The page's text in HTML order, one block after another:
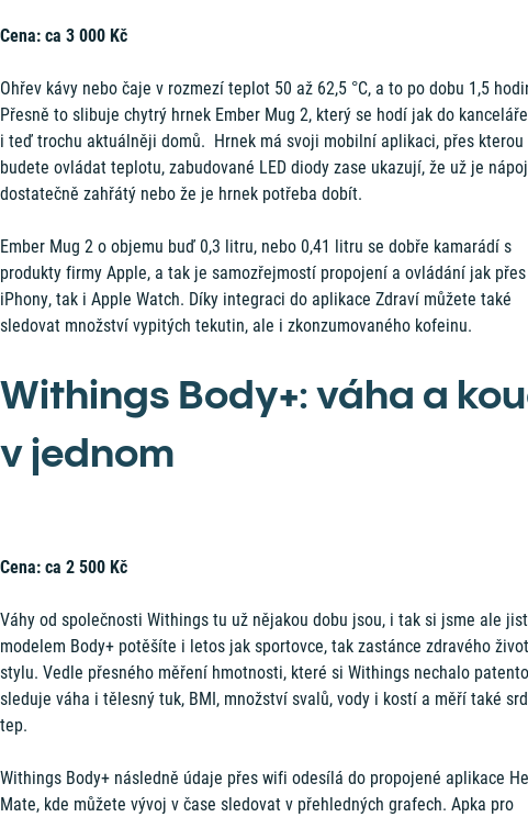
Cena: ca 3 000 Kč
Ohřev kávy nebo čaje v rozmezí teplot 50 až 62,5 °C, a to po dobu 1,5
Přesně to slibuje chytrý hrnek Ember Mug 2, který se hodí jak do
i teď trochu aktuálněji domů. Hrnek má svoji mobilní aplikaci, přes kterou
budete ovládat teplotu, zabudované LED diody zase ukazují, že už je nápoj
dostatečně zahřátý nebo že je hrnek potřeba dobít.
Ember Mug 2 o objemu buď 0,3 litru, nebo 0,41 litru se dobře kamarádí s
produkty firmy Apple, a tak je samozřejmostí propojení a ovládání jak přes
iPhony, tak i Apple Watch. Díky integraci do aplikace Zdraví můžete také
sledovat množství vypitých tekutin, ale i zkonzumovaného kofeinu.
Withings Body+: váha a
v jednom
Cena: ca 2 500 Kč
Váhy od společnosti Withings tu už nějakou dobu jsou, i tak si jsme ale
modelem Body+ potěšíte i letos jak sportovce, tak zastánce zdravého
stylu. Vedle přesného měření hmotnosti, které si Withings nechalo
sleduje váha i tělesný tuk, BMI, množství svalů, vody i kostí a měří také
tep.
Withings Body+ následně údaje přes wifi odesílá do propojené aplikace
Mate, kde můžete vývoj v čase sledovat v přehledných grafech. Apka pro